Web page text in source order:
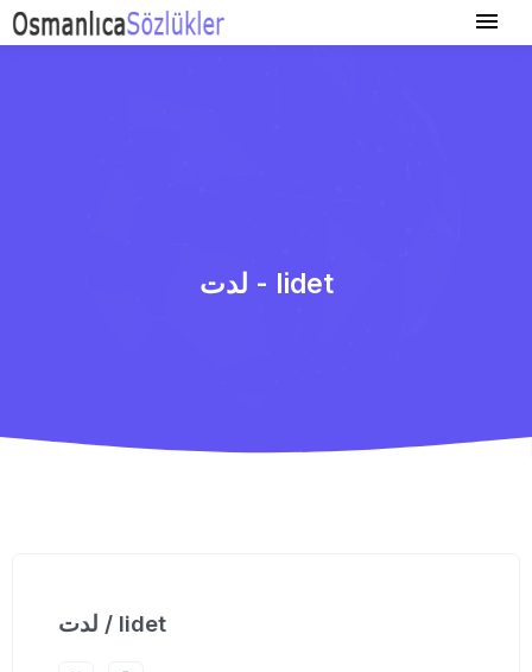
لدت - lidet
لدت / lidet